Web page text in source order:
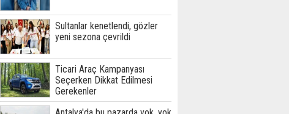
Sultanlar kenetlendi, gözler
yeni sezona çevrildi
Ticari Araç Kampanyası
Seçerken Dikkat Edilmesi
Gerekenler